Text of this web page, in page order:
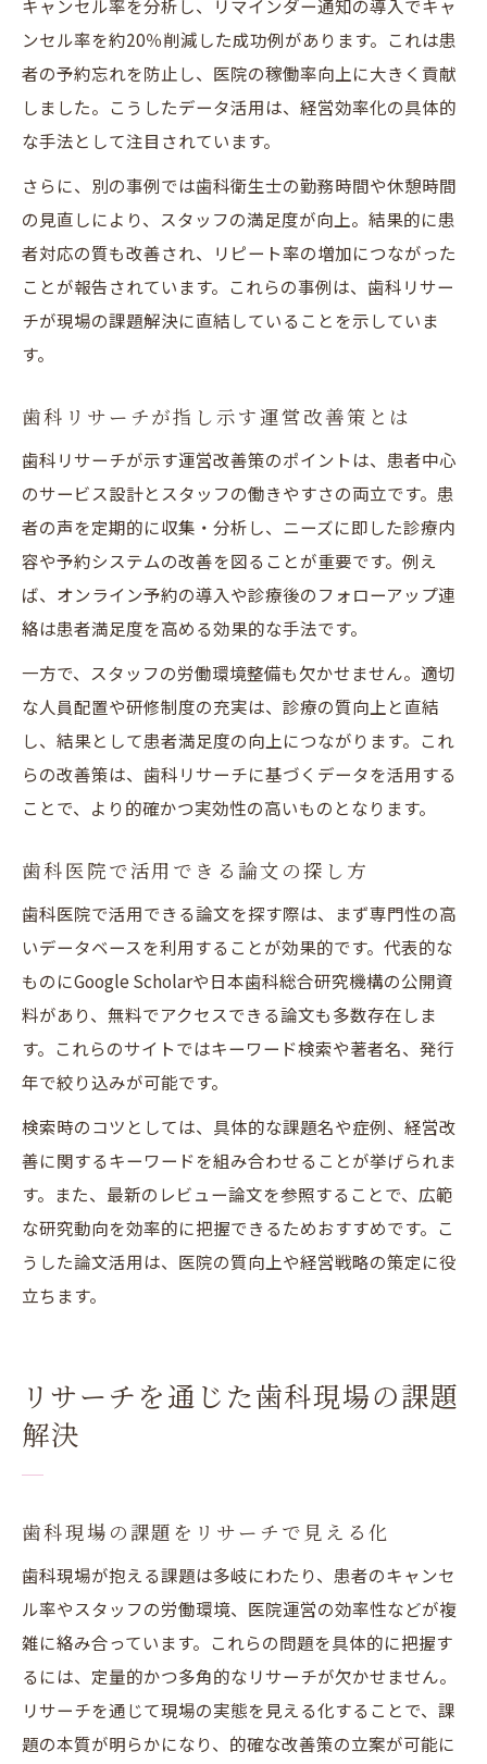
キャンセル率を分析し、リマインダー通知の導入でキャ
ンセル率を約20％削減した成功例があります。これは患
者の予約忘れを防止し、医院の稼働率向上に大きく貢献
しました。こうしたデータ活用は、経営効率化の具体的
な手法として注目されています。
さらに、別の事例では歯科衛生士の勤務時間や休憩時間
の見直しにより、スタッフの満足度が向上。結果的に患
者対応の質も改善され、リピート率の増加につながった
ことが報告されています。これらの事例は、歯科リサー
チが現場の課題解決に直結していることを示していま
す。
歯科リサーチが指し示す運営改善策とは
歯科リサーチが示す運営改善策のポイントは、患者中心
のサービス設計とスタッフの働きやすさの両立です。患
者の声を定期的に収集・分析し、ニーズに即した診療内
容や予約システムの改善を図ることが重要です。例え
ば、オンライン予約の導入や診療後のフォローアップ連
絡は患者満足度を高める効果的な手法です。
一方で、スタッフの労働環境整備も欠かせません。適切
な人員配置や研修制度の充実は、診療の質向上と直結
し、結果として患者満足度の向上につながります。これ
らの改善策は、歯科リサーチに基づくデータを活用する
ことで、より的確かつ実効性の高いものとなります。
歯科医院で活用できる論文の探し方
歯科医院で活用できる論文を探す際は、まず専門性の高
いデータベースを利用することが効果的です。代表的な
ものにGoogle Scholarや日本歯科総合研究機構の公開資
料があり、無料でアクセスできる論文も多数存在しま
す。これらのサイトではキーワード検索や著者名、発行
年で絞り込みが可能です。
検索時のコツとしては、具体的な課題名や症例、経営改
善に関するキーワードを組み合わせることが挙げられま
す。また、最新のレビュー論文を参照することで、広範
な研究動向を効率的に把握できるためおすすめです。こ
うした論文活用は、医院の質向上や経営戦略の策定に役
立ちます。
リサーチを通じた歯科現場の課題
解決
歯科現場の課題をリサーチで見える化
歯科現場が抱える課題は多岐にわたり、患者のキャンセ
ル率やスタッフの労働環境、医院運営の効率性などが複
雑に絡み合っています。これらの問題を具体的に把握す
るには、定量的かつ多角的なリサーチが欠かせません。
リサーチを通じて現場の実態を見える化することで、課
題の本質が明らかになり、的確な改善策の立案が可能に